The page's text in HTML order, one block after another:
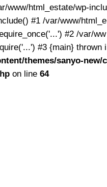
www/html_estate/wp-inclu
#1 /var/www/html_e
#2 /var/ww
#3 {main} thrown i
themes/sanyo-new/c
on line 64